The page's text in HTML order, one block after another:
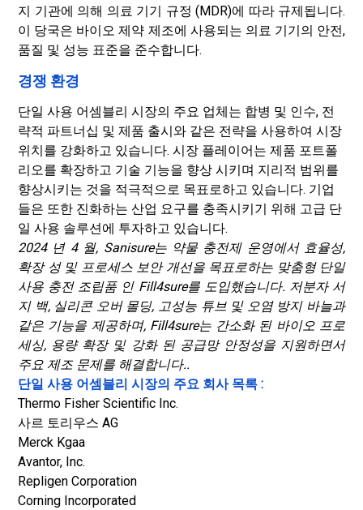
지 기관에 의해 의료 기기 규정 (MDR)에 따라 규제됩니다.
이 당국은 바이오 제약 제조에 사용되는 의료 기기의 안전,
품질 및 성능 표준을 준수합니다.
경쟁 환경
단일 사용 어셈블리 시장의 주요 업체는 합병 및 인수, 전
략적 파트너십 및 제품 출시와 같은 전략을 사용하여 시장
위치를 ​​강화하고 있습니다. 시장 플레이어는 제품 포트폴
리오를 확장하고 기술 기능을 향상 시키며 지리적 범위를
향상시키는 것을 적극적으로 목표로하고 있습니다. 기업
들은 또한 진화하는 산업 요구를 충족시키기 위해 고급 단
일 사용 솔루션에 투자하고 있습니다.
2024 년 4 월, Sanisure는 약물 충전제 운영에서 효율성,
확장 성 및 프로세스 보안 개선을 목표로하는 맞춤형 단일
사용 충전 조립품 인 Fill4sure를 도입했습니다. 저분자 서
지 백, 실리콘 오버 몰딩, 고성능 튜브 및 오염 방지 바늘과
같은 기능을 제공하며, Fill4sure는 간소화 된 바이오 프로
세싱, 용량 확장 및 강화 된 공급망 안정성을 지원하면서
주요 제조 문제를 해결합니다..
단일 사용 어셈블리 시장의 주요 회사 목록 :
Thermo Fisher Scientific Inc.
사르 토리우스 AG
Merck Kgaa
Avantor, Inc.
Repligen Corporation
Corning Incorporated